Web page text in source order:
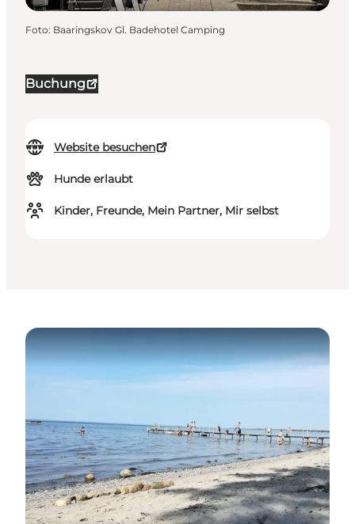
Buchung
Website besuchen
Hunde erlaubt
Kinder, Freunde, Mein Partner, Mir selbst
Foto: Baaringskov Gl. Badehotel Camping